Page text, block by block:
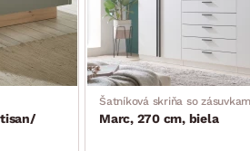
Šatníková skriňa so
Marc, 270 cm, biela